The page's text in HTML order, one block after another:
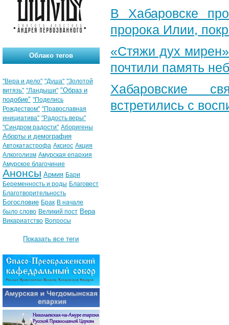
В Хабаровске
пророка Илии,
«Стяжи дух
почтили память
Хабаровские
встретились с
Облако тегов
"Вера и дело" "Душа" "Золотой
витязь" "Ландыши" "Образ и
подобие" "Поделись
Рождеством" "Православная
инициатива" "Радость веры"
"Синдром радости" Аборигены
Аборты и демография
Автокатастрофа Аксиос Акция
Алкоголизм Амурская епархия
Амурское благочиние
Анонсы Армия Бари
Беременность и роды Благовест
Благотворительность
Богословие Брак В начале
было слово Великий пост Вера
Викариатство Вопросы
Показать все теги